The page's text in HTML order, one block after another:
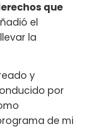
que
el
la
y
por
de mi